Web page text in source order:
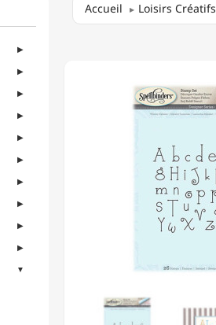
Accueil Loisirs Créatifs
WHIMSY
ALPHABET